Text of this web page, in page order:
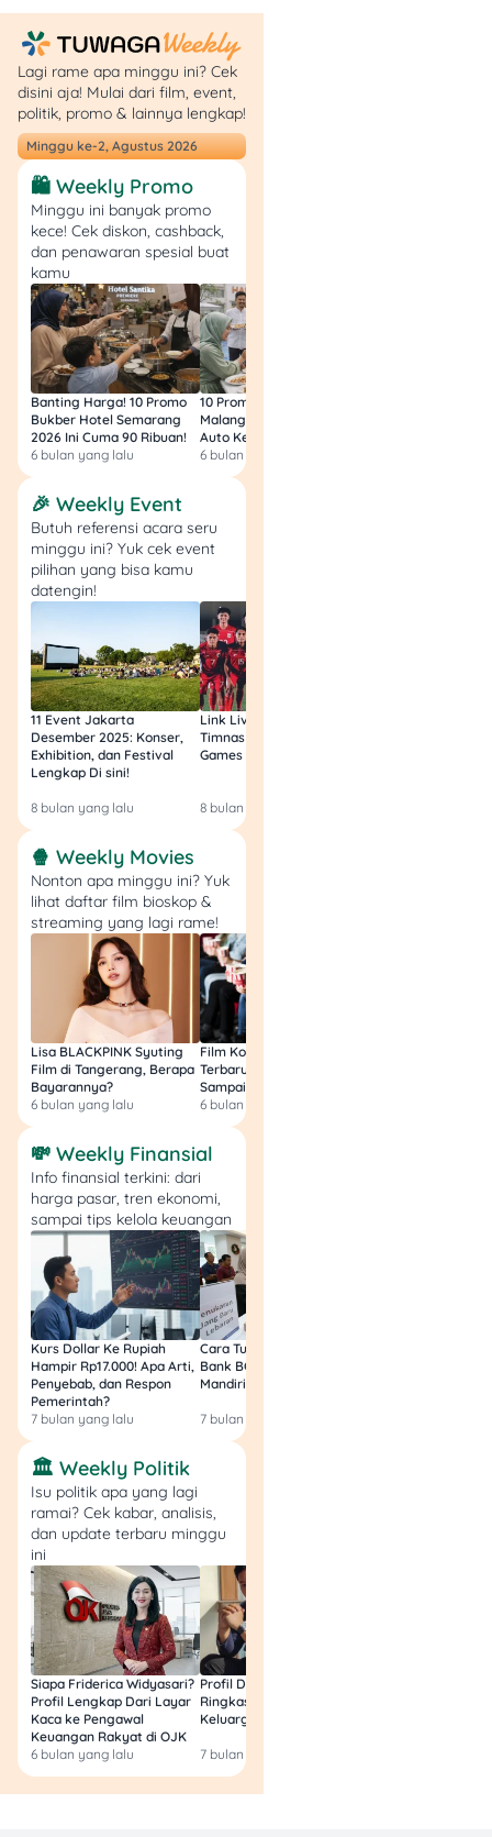
Beli Emas Putih, Worth
It Nggak?
Kalau kamu suka gaya
modern dan mau
perhiasan tahan lama,
emas putih bisa jadi pilihan
cerdas!Meski harganya
sedikit lebih mahal,
tampilannya mewah dan
nilainya tetap stabil buat
jangka panjang. Tapi
pastikan kamu siap juga
buat merawatnya secara
rutin, ya!
Nah, kalau kamu lagi nyari
info finansial yang nggak
bikin ngantuk (tapi tetep
terpercaya), langsung aja
keTuwaga!
Mau investasi cerdas, apply
produk keuangan, atau
sekadar cari insight biar
makin paham dunia
finansial?Tuwaga
tempatnya! Di sini kamu
bisa:
Bandingin produk
kayak kartu kredit,
KTA,dana tunai
properti& kendaraan
Baca artikel seru dan
edukatif tentang
keuangan
Applylangsung
produk keuangan
yang kamu butuhin,
cepat dan aman!
Yuk, cek Tuwaga sekarang
juga dan mulai kelola
keuanganmu lebih bijak!
Lagi rame apa minggu ini? Cek
disini aja! Mulai dari film, event,
politik, promo & lainnya lengkap!
Minggu ke-2, Agustus 2026
🛍️ Weekly Promo
Minggu ini banyak promo
kece! Cek diskon, cashback,
dan penawaran spesial buat
kamu
Banting Harga! 10 Promo
Bukber Hotel Semarang
2026 Ini Cuma 90 Ribuan!
6 bulan yang lalu
10 Promo Bukber Hotel
Malang 2026: Start 75rb,
Auto Kenyang!
6 bulan yang lalu
🎉 Weekly Event
Butuh referensi acara seru
minggu ini? Yuk cek event
pilihan yang bisa kamu
datengin!
11 Event Jakarta
Desember 2025: Konser,
Exhibition, dan Festival
Lengkap Di sini!
8 bulan yang lalu
Link Live Streaming
Timnas vs Filipina SEA
Games Malam Ini, Gratis!
8 bulan yang lalu
🍿 Weekly Movies
Nonton apa minggu ini? Yuk
lihat daftar film bioskop &
streaming yang lagi rame!
Lisa BLACKPINK Syuting
Film di Tangerang, Berapa
Bayarannya?
6 bulan yang lalu
Film Komedi Indonesia
Terbaru 2026, Siap Ngakak
Sampai Sakit Perut!
6 bulan yang lalu
💸 Weekly Finansial
Info finansial terkini: dari
harga pasar, tren ekonomi,
sampai tips kelola keuangan
Kurs Dollar Ke Rupiah
Hampir Rp17.000! Apa Arti,
Penyebab, dan Respon
Pemerintah?
7 bulan yang lalu
Cara Tukar Uang Baru di
Bank BCA (Umum, BNI,
Mandiri, BRI, dan BSI) 2026!
7 bulan yang lalu
🏛️ Weekly Politik
Isu politik apa yang lagi
ramai? Cek kabar, analisis,
dan update terbaru minggu
ini
Siapa Friderica Widyasari?
Profil Lengkap Dari Layar
Kaca ke Pengawal
Keuangan Rakyat di OJK
6 bulan yang lalu
Profil Darma Mangkuluhur:
Ringkas Latar Belakang
Keluarga dan Bisnisnya
7 bulan yang lalu